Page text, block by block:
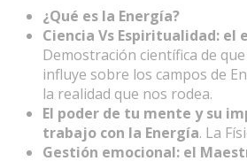
¿Qué es la Energía?
Ciencia Vs Espiritualidad: el
Demostración científica de
influye sobre los campos de
la realidad que nos rodea.
El poder de tu mente y su
trabajo con la Energía. La
Gestión emocional: el